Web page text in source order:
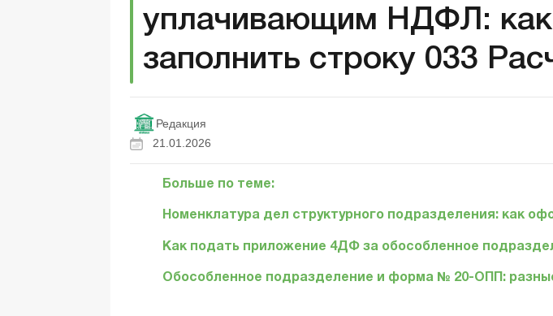
уплачивающим НДФЛ: как
заполнить строку 033
Редакция
21.01.2026
Больше по теме:
Номенклатура дел структурного подразделения: как
Как подать приложение 4ДФ за обособленное
Обособленное подразделение и форма № 20-ОПП: